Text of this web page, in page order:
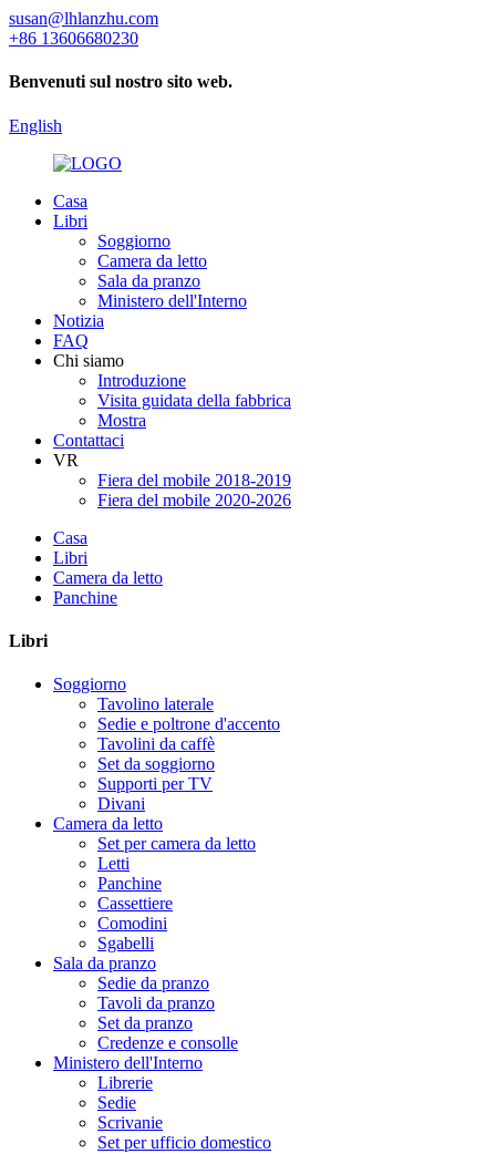
susan@lhlanzhu.com
+86 13606680230
Benvenuti sul nostro sito web.
English
Casa
Libri
Soggiorno
Camera da letto
Sala da pranzo
Ministero dell'Interno
Notizia
FAQ
Chi siamo
Introduzione
Visita guidata della fabbrica
Mostra
Contattaci
VR
Fiera del mobile 2018-2019
Fiera del mobile 2020-2026
Casa
Libri
Camera da letto
Panchine
Libri
Soggiorno
Tavolino laterale
Sedie e poltrone d'accento
Tavolini da caffè
Set da soggiorno
Supporti per TV
Divani
Camera da letto
Set per camera da letto
Letti
Panchine
Cassettiere
Comodini
Sgabelli
Sala da pranzo
Sedie da pranzo
Tavoli da pranzo
Set da pranzo
Credenze e consolle
Ministero dell'Interno
Librerie
Sedie
Scrivanie
Set per ufficio domestico